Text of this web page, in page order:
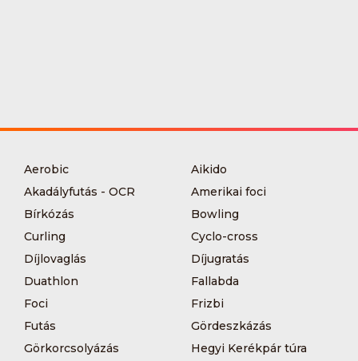
Aerobic
Aikido
Akadályfutás - OCR
Amerikai foci
Bírkózás
Bowling
Curling
Cyclo-cross
Díjlovaglás
Díjugratás
Duathlon
Fallabda
Foci
Frizbi
Futás
Gördeszkázás
Görkorcsolyázás
Hegyi Kerékpár túra